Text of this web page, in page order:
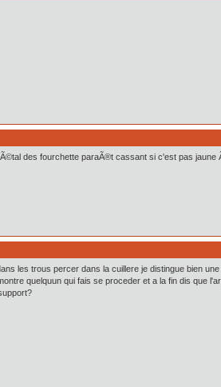
des fourchette paraÃ®t cassant si c'est pas jaune
les trous percer dans la cuillere je distingue bien
quelquun qui fais se proceder et a la fin dis que